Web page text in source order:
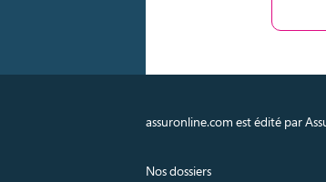
assuronline.com est édité par
Nos dossiers